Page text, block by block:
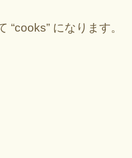
“cooks” になります。